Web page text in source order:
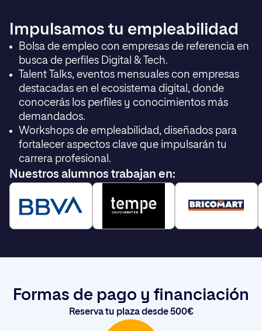
Expert Data Scientist
Keepler Data Tech
Cybersecurity Data Driven
Specialist
Repsol
Álvaro Capell
Gerente de Digitalización &
People Analytics
Telefónica
Santiago Rodriguez
Expert Data Scientist
Telefónica
Alberto Granero García
Chief Information & Data Officer
Setenova
Artificial Intelligence Project
Manager
VASS
Noelia Ruíz Melero
Data Science & AI Senior Manager
Mutua Madrileña
Impulsamos tu empleabilidad
Bolsa de empleo con empresas de referencia en
busca de perfiles Digital & Tech.
Talent Talks, eventos mensuales con empresas
destacadas en el ecosistema digital, donde
conocerás los perfiles y conocimientos más
demandados.
Workshops de empleabilidad, diseñados para
fortalecer aspectos clave que impulsarán tu
carrera profesional.
Nuestros alumnos trabajan en:
Formas de pago y financiación
Reserva tu plaza desde 500€